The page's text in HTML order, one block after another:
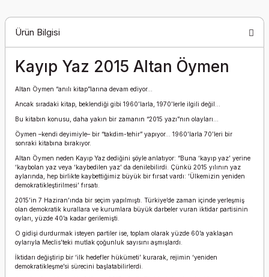
Ürün Bilgisi
Kayıp Yaz 2015 Altan Öymen
Altan Öymen “anılı kitap”larına devam ediyor...
Ancak sıradaki kitap, beklendiği gibi 1960’larla, 1970’lerle ilgili değil...
Bu kitabın konusu, daha yakın bir zamanın “2015 yazı”nın olayları...
Öymen –kendi deyimiyle– bir “takdim-tehir” yapıyor... 1960’larla 70’leri bir
sonraki kitabına bırakıyor.
Altan Öymen neden Kayıp Yaz dediğini şöyle anlatıyor: “Buna ‘kayıp yaz’ yerine
‘kaybolan yaz veya ‘kaybedilen yaz’ da denilebilirdi. Çünkü 2015 yılının yaz
aylarında, hep birlikte kaybettiğimiz büyük bir fırsat vardı: ‘Ülkemizin yeniden
demokratikleştirilmesi’ fırsatı.
2015’in 7 Haziran’ında bir seçim yapılmıştı. Türkiye’de zaman içinde yerleşmiş
olan demokratik kurallara ve kurumlara büyük darbeler vuran iktidar partisinin
oyları, yüzde 40’a kadar gerilemişti.
O gidişi durdurmak isteyen partiler ise, toplam olarak yüzde 60’a yaklaşan
oylarıyla Meclis’teki mutlak çoğunluk sayısını aşmışlardı.
İktidarı değiştirip bir ‘ilk hedefler hükümeti’ kurarak, rejimin ‘yeniden
demokratikleşme’si sürecini başlatabilirlerdi.